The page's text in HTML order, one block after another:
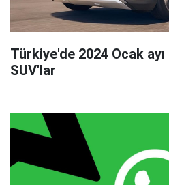
Türkiye'de 2024 Ocak
SUV'lar